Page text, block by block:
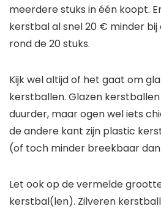
meerdere stuks in één koopt.
kerstbal al snel 20 € minder
rond de 20 stuks.
Kijk wel altijd of het gaat om
kerstballen. Glazen
duurder, maar ogen wel iets
de andere kant zijn plastic
(of toch minder breekbaar
Let ook op de vermelde
kerstbal(len). Zilveren